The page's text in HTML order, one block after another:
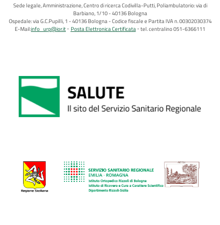
Sede legale, Amministrazione, Centro di ricerca Codivilla-Putti, Poliambulatorio: via di
Barbiano, 1/10 - 40136 Bologna
Ospedale: via G.C.Pupilli, 1 - 40136 Bologna - Codice fiscale e Partita IVA n. 00302030374
E-Mail:info_urp@ior.it Posta Elettronica Certificata tel. centralino 051-6366111